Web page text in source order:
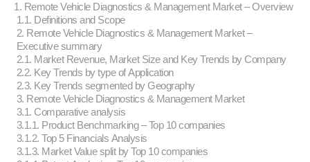
1. Remote Vehicle Diagnostics & Management Market – Overview
1.1. Definitions and Scope
2. Remote Vehicle Diagnostics & Management Market –
Executive summary
2.1. Market Revenue, Market Size and Key Trends by Company
2.2. Key Trends by type of Application
2.3. Key Trends segmented by Geography
3. Remote Vehicle Diagnostics & Management Market
3.1. Comparative analysis
3.1.1. Product Benchmarking – Top 10 companies
3.1.2. Top 5 Financials Analysis
3.1.3. Market Value split by Top 10 companies